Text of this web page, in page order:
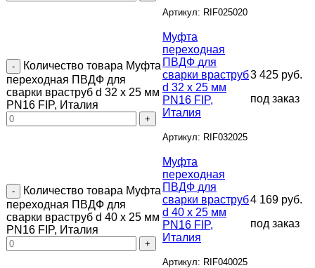
Артикул: RIF025020
Количество товара Муфта
переходная ПВДФ для
сварки враструб d 32 х 25 мм
PN16 FIP, Италия
Муфта
переходная
ПВДФ для
сварки враструб
d 32 х 25 мм
PN16 FIP,
Италия
Артикул: RIF032025
3 425 руб.
под заказ
Количество товара Муфта
переходная ПВДФ для
сварки враструб d 40 х 25 мм
PN16 FIP, Италия
Муфта
переходная
ПВДФ для
сварки враструб
d 40 х 25 мм
PN16 FIP,
Италия
Артикул: RIF040025
4 169 руб.
под заказ